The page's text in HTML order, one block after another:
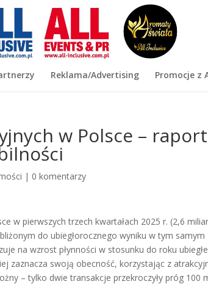
Reklama/Advertising Promocje z
w Polsce – raport
| 0 komentarzy
w pierwszych trzech kwartałach 2025 r. (2,6
do ubiegłorocznego wyniku w tym samym
na wzrost płynności w stosunku do roku
zaznacza swoją obecność, korzystając z
– tylko dwie transakcje przekroczyły próg 100